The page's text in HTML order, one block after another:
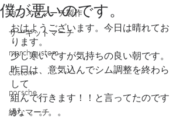
ガンメタマーチ製作
サーキットマーチ
march custom
custom
porsche
緑なマーチ
僕が悪いのです。
おはようございます。今日は晴れてお
ります。
少し寒いですが気持ちの良い朝です。
昨日は、意気込んでシム調整を終わら
して
組んで行きます！！と言ってたのです
が。。。。。